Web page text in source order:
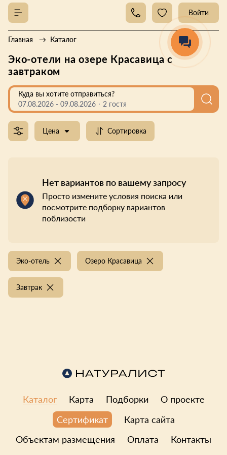
Войти
Главная Каталог
Эко-отели на озере Красавица с
завтраком
Куда вы хотите отправиться?
07.08.2026 - 09.08.2026 2 гостя
Цена Сортировка
Нет вариантов по вашему запросу
Просто измените условия поиска или
посмотрите подборку вариантов
поблизости
Эко-отель Озеро Красавица
Завтрак
Каталог Карта Подборки
О проекте
Сертификат
Карта сайта
Объектам размещения
Оплата Контакты